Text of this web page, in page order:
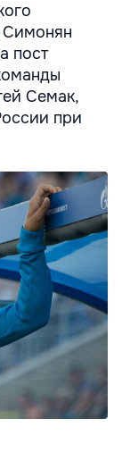
Симонян
пост
Семак,
при